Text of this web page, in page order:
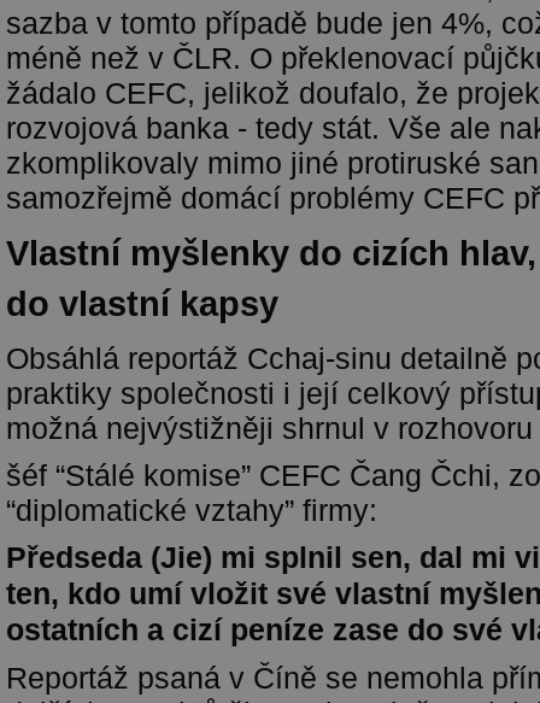
sazba v tomto případě bude jen 4%,
méně než v ČLR. O překlenovací
žádalo CEFC, jelikož doufalo, že
rozvojová banka - tedy stát. Vše ale
zkomplikovaly mimo jiné protiruské
samozřejmě domácí problémy CEFC
Vlastní myšlenky do cizích
do vlastní kapsy
Obsáhlá reportáž Cchaj-sinu detailně
praktiky společnosti i její celkový
možná nejvýstižněji shrnul v
šéf “Stálé komise” CEFC Čang Čchi,
“diplomatické vztahy” firmy:
Předseda (Jie) mi splnil sen, dal mi
ten, kdo umí vložit své vlastní
ostatních a cizí peníze zase do své
Reportáž psaná v Číně se nemohla